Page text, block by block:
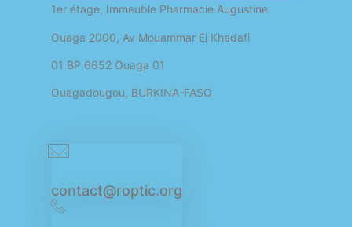
1er étage, Immeuble Pharmacie Augustine
Ouaga 2000, Av Mouammar El Khadafi
01 BP 6652 Ouaga 01
Ouagadougou, BURKINA-FASO
contact@roptic.org